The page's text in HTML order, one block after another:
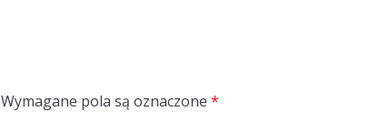
Wymagane pola są oznaczone *